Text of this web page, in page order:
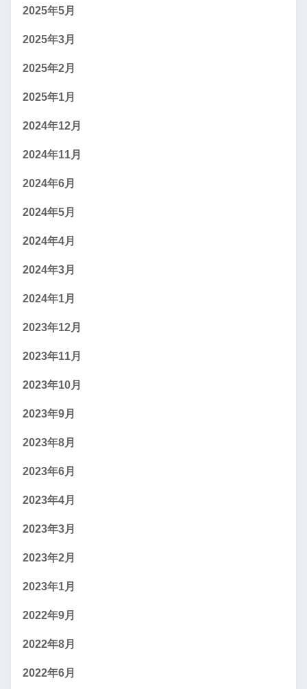
2025年5月
2025年3月
2025年2月
2025年1月
2024年12月
2024年11月
2024年6月
2024年5月
2024年4月
2024年3月
2024年1月
2023年12月
2023年11月
2023年10月
2023年9月
2023年8月
2023年6月
2023年4月
2023年3月
2023年2月
2023年1月
2022年9月
2022年8月
2022年6月